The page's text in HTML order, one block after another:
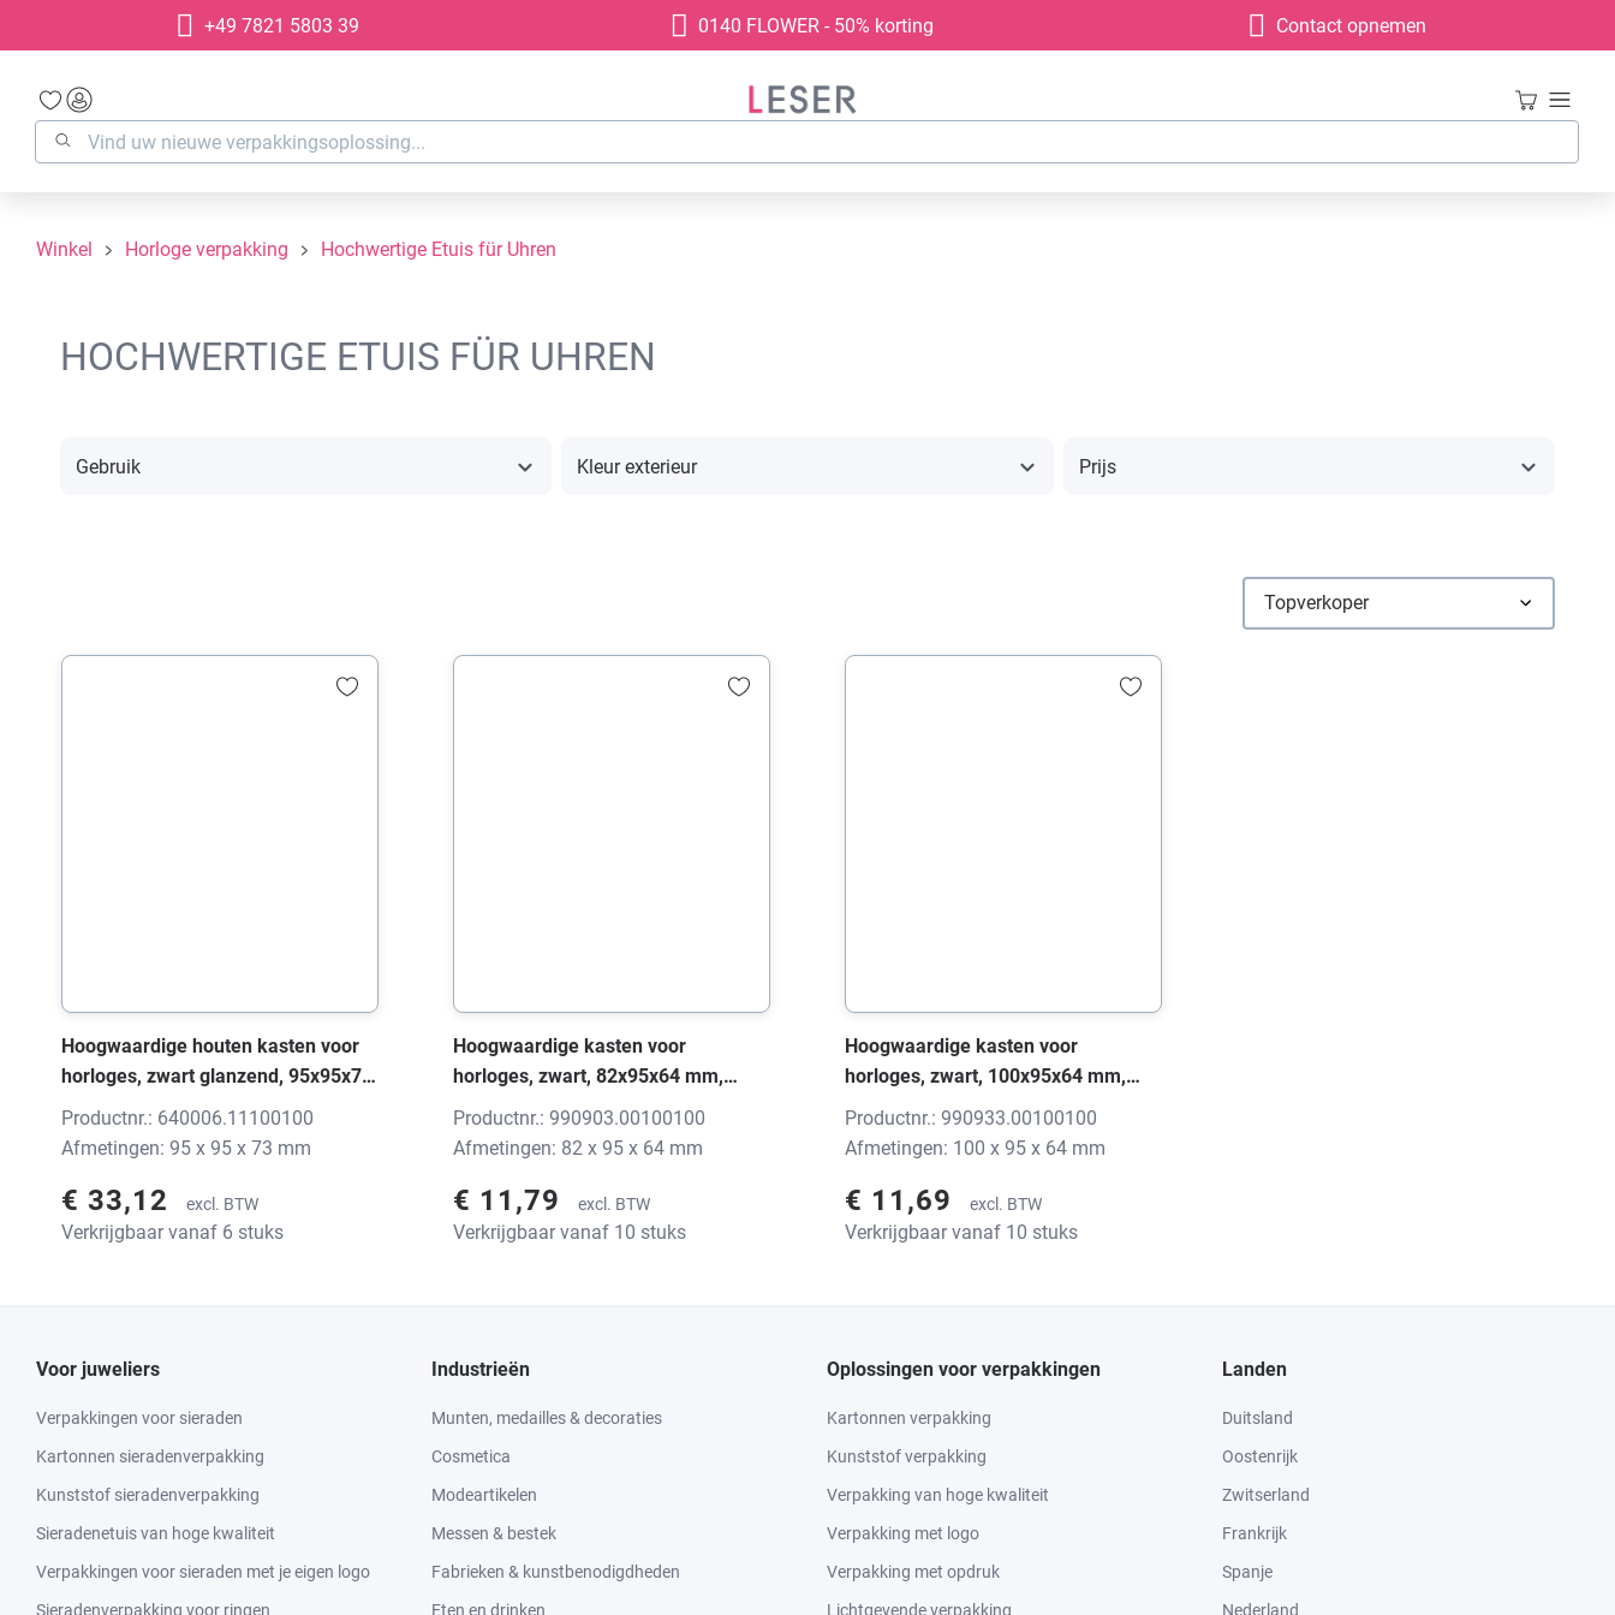
Ga naar de hoofdnavigatie
+49 7821 5803 39 0140 FLOWER - 50% korting Contact opnemen
Winkel Horloge verpakking Hochwertige Etuis für Uhren
HOCHWERTIGE ETUIS FÜR UHREN
Gebruik Kleur exterieur Prijs
Hoogwaardige houten kasten voor
horloges, zwart glanzend, 95x95x73
mm, zonder print
Productnr.: 640006.11100100
Afmetingen: 95 x 95 x 73 mm
€ 33,12 excl. BTW
Verkrijgbaar vanaf 6 stuks
Hoogwaardige kasten voor
horloges, zwart, 82x95x64 mm,
zonder print
Productnr.: 990903.00100100
Afmetingen: 82 x 95 x 64 mm
€ 11,79 excl. BTW
Verkrijgbaar vanaf 10 stuks
Hoogwaardige kasten voor
horloges, zwart, 100x95x64 mm,
zonder print
Productnr.: 990933.00100100
Afmetingen: 100 x 95 x 64 mm
€ 11,69 excl. BTW
Verkrijgbaar vanaf 10 stuks
Voor juweliers
Verpakkingen voor sieraden
Kartonnen sieradenverpakking
Kunststof sieradenverpakking
Sieradenetuis van hoge kwaliteit
Verpakkingen voor sieraden met je eigen logo
Sieradenverpakking voor ringen
Industrieën
Munten, medailles & decoraties
Cosmetica
Modeartikelen
Messen & bestek
Fabrieken & kunstbenodigdheden
Eten en drinken
Oplossingen voor verpakkingen
Kartonnen verpakking
Kunststof verpakking
Verpakking van hoge kwaliteit
Verpakking met logo
Verpakking met opdruk
Lichtgevende verpakking
Landen
Duitsland
Oostenrijk
Zwitserland
Frankrijk
Spanje
Nederland